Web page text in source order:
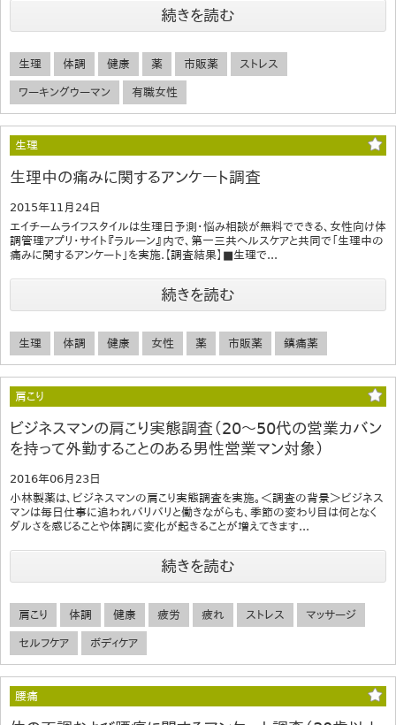
続きを読む
生理 体調 健康 薬 市販薬 ストレス
ワーキングウーマン 有職女性
生理
生理中の痛みに関するアンケート調査
2015年11月24日
エイチームライフスタイルは生理日予測・悩み相談が無料でできる、女性向け体
調管理アプリ・サイト『ラルーン』内で、第一三共ヘルスケアと共同で「生理中の
痛みに関するアンケート」を実施.【調査結果】■生理で...
続きを読む
生理 体調 健康 女性 薬 市販薬 鎮痛薬
肩こり
ビジネスマンの肩こり実態調査（20～50代の営業カバン
を持って外勤することのある男性営業マン対象）
2016年06月23日
小林製薬は、ビジネスマンの肩こり実態調査を実施。＜調査の背景＞ビジネス
マンは毎日仕事に追われバリバリと働きながらも、季節の変わり目は何となく
ダルさを感じることや体調に変化が起きることが増えてきます...
続きを読む
肩こり 体調 健康 疲労 疲れ ストレス マッサージ
セルフケア ボディケア
腰痛